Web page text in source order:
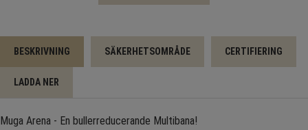
BESKRIVNING SÄKERHETSOMRÅDE CERTIFIERING
LADDA NER
Muga Arena - En bullerreducerande Multibana!